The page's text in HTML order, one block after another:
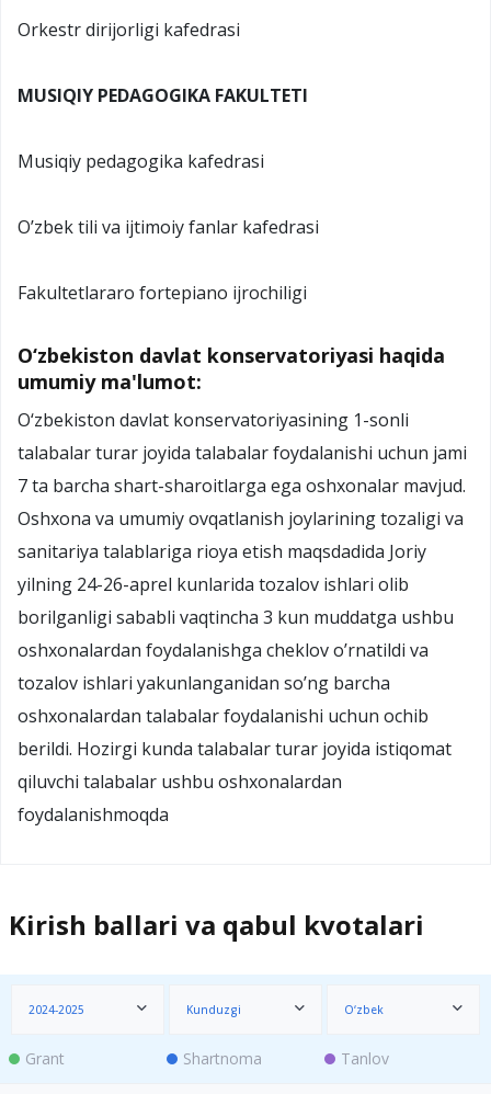
Orkestr dirijorligi kafedrasi
MUSIQIY PEDAGOGIKA FAKULTETI
Musiqiy pedagogika kafedrasi
O’zbek tili va ijtimoiy fanlar kafedrasi
Fakultetlararo fortepiano ijrochiligi
O‘zbekiston davlat konservatoriyasi haqida
umumiy ma'lumot:
O‘zbekiston davlat konservatoriyasining 1-sonli
talabalar turar joyida talabalar foydalanishi uchun jami
7 ta barcha shart-sharoitlarga ega oshxonalar mavjud.
Oshxona va umumiy ovqatlanish joylarining tozaligi va
sanitariya talablariga rioya etish maqsdadida Joriy
yilning 24-26-aprel kunlarida tozalov ishlari olib
borilganligi sababli vaqtincha 3 kun muddatga ushbu
oshxonalardan foydalanishga cheklov o’rnatildi va
tozalov ishlari yakunlanganidan so’ng barcha
oshxonalardan talabalar foydalanishi uchun ochib
berildi. Hozirgi kunda talabalar turar joyida istiqomat
qiluvchi talabalar ushbu oshxonalardan
foydalanishmoqda
Kirish ballari va qabul kvotalari
2024-2025 Kunduzgi O‘zbek
Grant Shartnoma Tanlov